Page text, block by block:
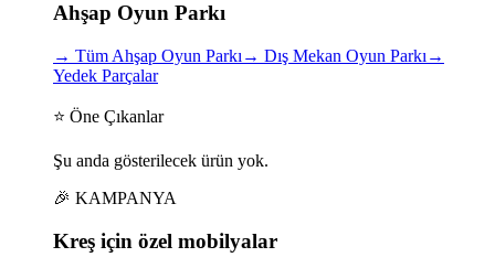
Ahşap Oyun Parkı
→ Tüm Ahşap Oyun Parkı → Dış Mekan Oyun Parkı →
Yedek Parçalar
⭐ Öne Çıkanlar
Şu anda gösterilecek ürün yok.
🎉 KAMPANYA
Kreş için özel mobilyalar